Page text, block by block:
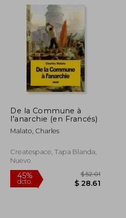
$ 53.46
$ 29.41
45%
De la Commune à
l'anarchie (en Francés)
Malato, Charles
Createspace, Tapa Blanda,
Nuevo